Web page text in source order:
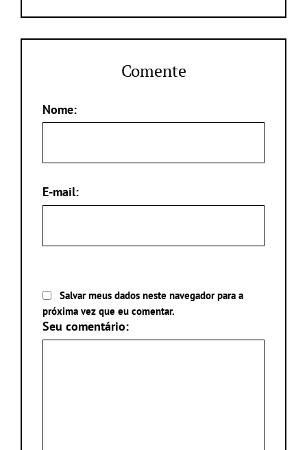
Comente
Nome:
E-mail:
Salvar meus dados neste navegador para a
próxima vez que eu comentar.
Seu comentário: